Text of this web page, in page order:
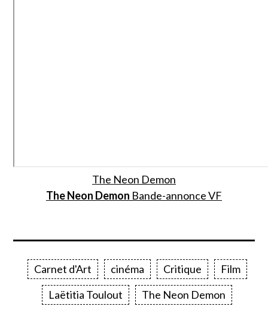
The Neon Demon
The Neon Demon Bande-annonce VF
Carnet d'Art cinéma Critique
Film
Laëtitia Toulout
The Neon Demon